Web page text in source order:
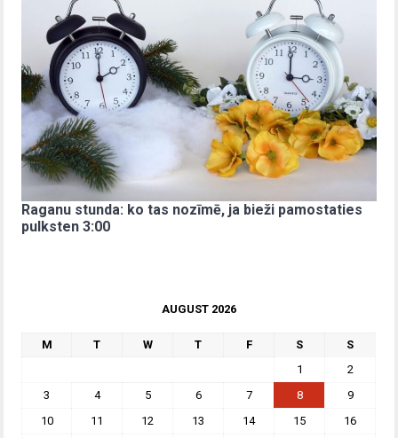
Raganu stunda: ko tas nozīmē, ja bieži pamostaties
pulksten 3:00
AUGUST 2026
M T W T F S
S
1
2
3
4 5 6 7 8
9
10
11 12 13 14 15
16